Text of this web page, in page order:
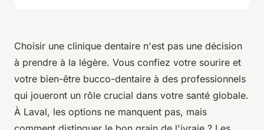
Choisir une clinique dentaire n'est pas une décision
à prendre à la légère. Vous confiez votre sourire et
votre bien-être bucco-dentaire à des professionnels
qui joueront un rôle crucial dans votre santé globale.
À Laval, les options ne manquent pas, mais